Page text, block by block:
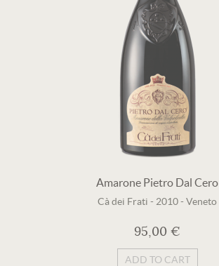
Amarone Pietro Dal Cero
Cà dei Frati - 2010- Veneto
95,00 €
ADD TO CART